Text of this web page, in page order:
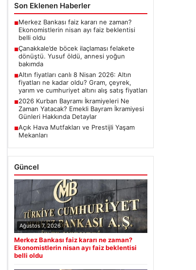
Son Eklenen Haberler
■Merkez Bankası faiz kararı ne zaman?
Ekonomistlerin nisan ayı faiz beklentisi
belli oldu
■Çanakkale’de böcek ilaçlaması felakete
dönüştü. Yusuf öldü, annesi yoğun
bakımda
■Altın fiyatları canlı 8 Nisan 2026: Altın
fiyatları ne kadar oldu? Gram, çeyrek,
yarım ve cumhuriyet altını alış satış fiyatları
■2026 Kurban Bayramı İkramiyeleri Ne
Zaman Yatacak? Emekli Bayram İkramiyesi
Günleri Hakkında Detaylar
■Açık Hava Mutfakları ve Prestijli Yaşam
Mekanları
Güncel
Ağustos 7, 2026
Merkez Bankası faiz kararı ne zaman?
Ekonomistlerin nisan ayı faiz beklentisi
belli oldu